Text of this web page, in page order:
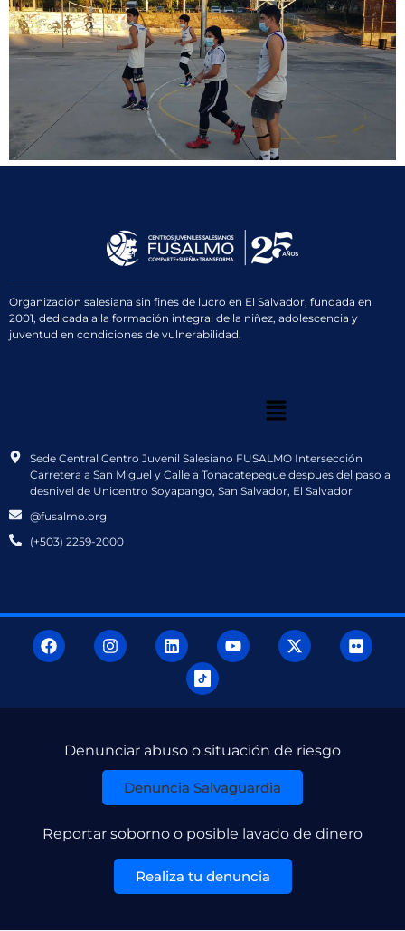
Organización salesiana sin fines de lucro en El Salvador, fundada en
2001, dedicada a la formación integral de la niñez, adolescencia y
juventud en condiciones de vulnerabilidad.
Sede Central Centro Juvenil Salesiano FUSALMO Intersección
Carretera a San Miguel y Calle a Tonacatepeque despues del paso a
desnivel de Unicentro Soyapango, San Salvador, El Salvador
@fusalmo.org
(+503) 2259-2000
Denunciar abuso o situación de riesgo
Denuncia Salvaguardia
Reportar soborno o posible lavado de dinero
Realiza tu denuncia